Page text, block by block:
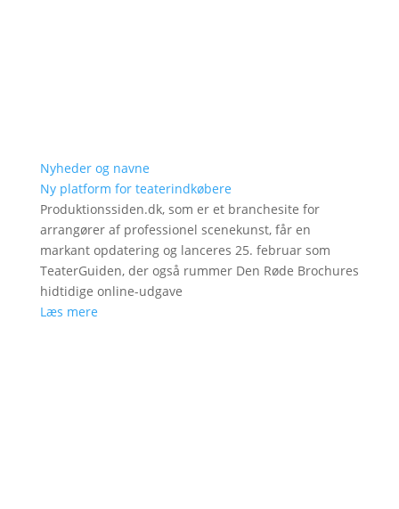
Nyheder og navne
Ny platform for teaterindkøbere
Produktionssiden.dk, som er et branchesite for
arrangører af professionel scenekunst, får en
markant opdatering og lanceres 25. februar som
TeaterGuiden, der også rummer Den Røde Brochures
hidtidige online-udgave
Læs mere